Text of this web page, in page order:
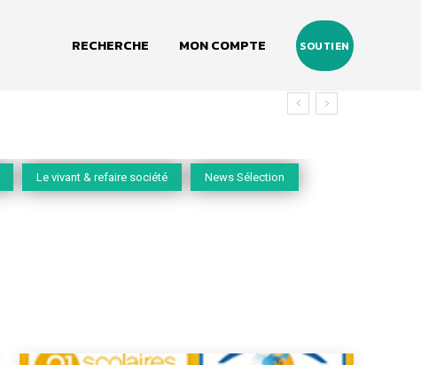
RECHERCHE MON COMPTE SOUTIEN
Le vivant & refaire société News Sélection